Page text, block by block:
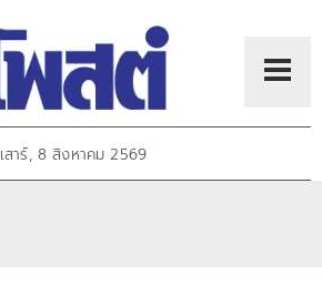
เสาร์, 8 สิงหาคม 2569